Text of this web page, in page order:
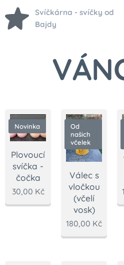
Svíčkárna - svíčky od
Bajdy
Plovoucí
svíčka -
čočka
Novinka
30,00 Kč
Válec s
vločkou
(včelí
vosk)
Od
našich
včelek
180,00 Kč